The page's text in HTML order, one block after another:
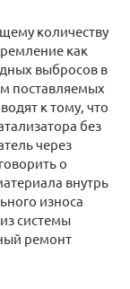
количеству
как
выбросов в
поставляемых
к тому, что
без
через
о
внутрь
износа
системы
ремонт